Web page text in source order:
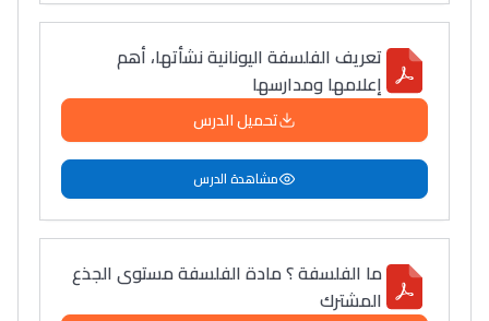
تعريف الفلسفة اليونانية نشأتها، أهم
إعلامها ومدارسها
تحميل الدرس
مشاهدة الدرس
ما الفلسفة ؟ مادة الفلسفة مستوى الجذع
المشترك